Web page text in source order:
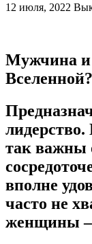
12 июля, 2022
Мужчина и
Вселенной?
так важны
вполне
часто не
женщины –